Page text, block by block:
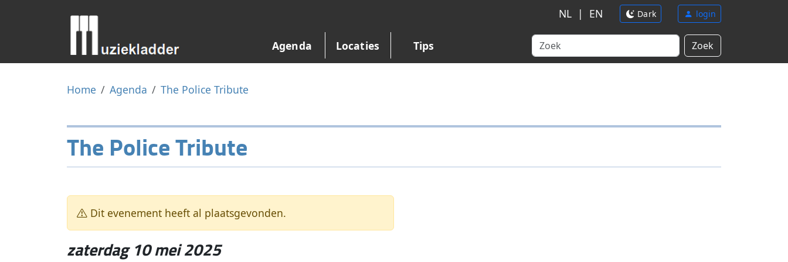
NL | EN Dark login
Agenda Locaties Tips Zoek
Home Agenda The Police Tribute
The Police Tribute
Dit evenement heeft al plaatsgevonden.
zaterdag 10 mei 2025